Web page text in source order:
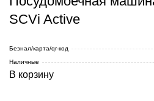
SCVi Active
Безнал/карта/qr-код
Наличные
В корзину